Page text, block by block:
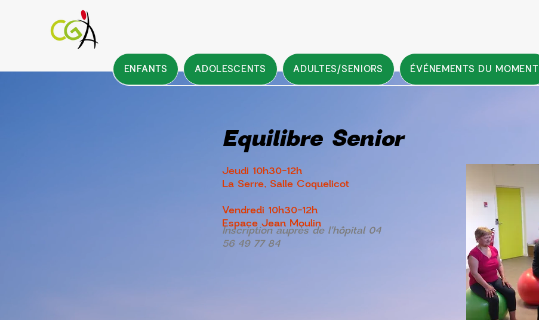
ENFANTS
ADOLESCENTS ADULTES/SENIORS ÉVÉNEMENTS DU MOMENT
Equilibre Senior
Jeudi 10h30-12h
La Serre, Salle Coquelicot
Vendredi 10h30-12h
Espace Jean Moulin
Inscription auprès de l'hôpital 04
56 49 77 84